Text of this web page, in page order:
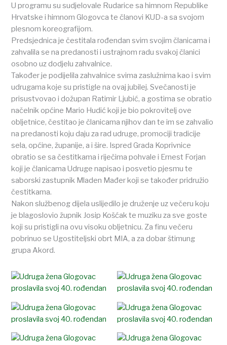
U programu su sudjelovale Rudarice sa himnom Republike
Hrvatske i himnom Glogovca te članovi KUD-a sa svojom
plesnom koreografijom.
Predsjednica je čestitala rođendan svim svojim članicama i
zahvalila se na predanosti i ustrajnom radu svakoj članici
osobno uz dodjelu zahvalnice.
Također je podijelila zahvalnice svima zaslužnima kao i svim
udrugama koje su pristigle na ovaj jubilej. Svečanosti je
prisustvovao i dožupan Ratimir Ljubić, a gostima se obratio
načelnik općine Mario Hudić koji je bio pokrovitelj ove
obljetnice, čestitao je članicama njihov dan te im se zahvalio
na predanosti koju daju za rad udruge, promociji tradicije
sela, općine, županije, a i šire. Ispred Grada Koprivnice
obratio se sa čestitkama i riječima pohvale i Ernest Forjan
koji je članicama Udruge napisao i posvetio pjesmu te
saborski zastupnik Mladen Mađer koji se također pridružio
čestitkama.
Nakon službenog dijela uslijedilo je druženje uz večeru koju
je blagoslovio župnik Josip Košćak te muziku za sve goste
koji su pristigli na ovu visoku obljetnicu. Za finu večeru
pobrinuo se Ugostiteljski obrt MIA, a za dobar štimung
grupa Akord.